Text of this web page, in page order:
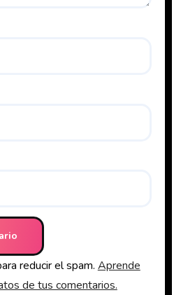
reducir el spam. Aprende
de tus comentarios.